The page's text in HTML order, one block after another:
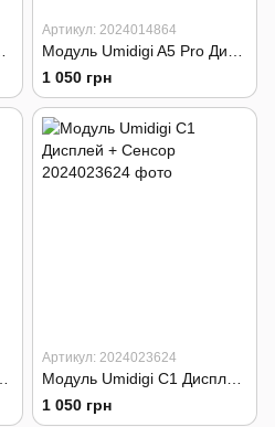
Артикул: 2024014864
1 050 грн
Артикул: 2024023624
1 050 грн